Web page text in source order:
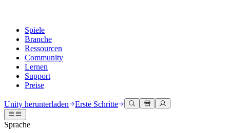
Spiele
Branche
Ressourcen
Community
Lernen
Support
Preise
Unity Engine
Erstellen Sie 2D- und 3D-Spiele für jede Plattform
3D-Zusammenarbeit
Erstellen und überprüfen Sie 3D-Projekte in Echtzeit
Dokumentation
Diskussionen
Unity Learn
Meistern Sie Unity-Fähigkeiten kostenlos
Hilfe erhalten
Wir helfen Ihnen, mit Unity erfolgreich zu sein
Unity herunterladen Erste Schritte
Sprache